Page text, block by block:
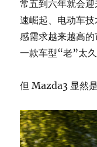
常五到六年就会
速崛起、电动车
感需求越来越高
一款车型“老”太久
但 Mazda3 显然是